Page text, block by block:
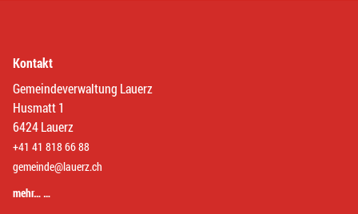
Kontakt
Gemeindeverwaltung Lauerz
Husmatt 1
6424 Lauerz
+41 41 818 66 88
gemeinde@lauerz.ch
mehr… …